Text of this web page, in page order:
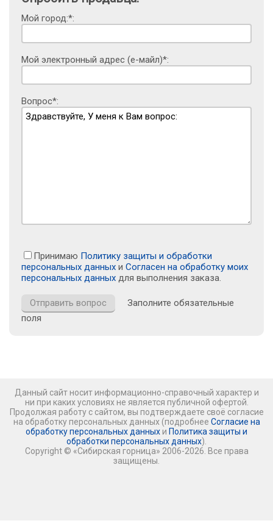
Мой город:*:
Мой электронный адрес (е-майл)*:
Вопрос*:
Принимаю Политику защиты и обработки
персональных данных и Согласен на обработку моих
персональных данных для выполнения заказа.
Заполните обязательные
поля
Данный сайт носит информационно-справочный характер и
ни при каких условиях не является публичной офертой.
Продолжая работу с сайтом, вы подтверждаете своё согласие
на обработку персональных данных (подробнее Согласие на
обработку персональных данных и Политика защиты и
обработки персональных данных).
Copyright © «Сибирская горница» 2006-2026. Все права
защищены.